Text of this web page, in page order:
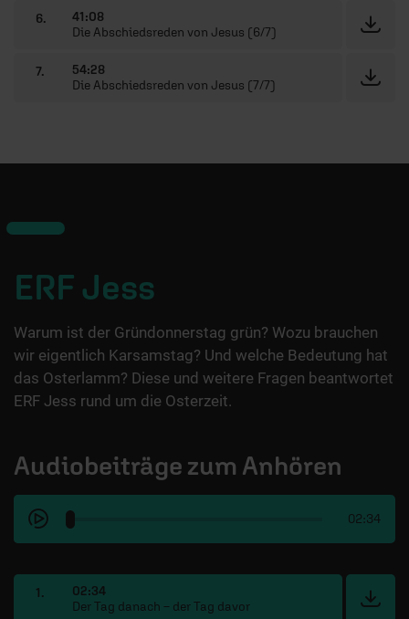
6.
41:08
Die Abschiedsreden von Jesus (6/7)
7.
54:28
Die Abschiedsreden von Jesus (7/7)
ERF Jess
Warum ist der Gründonnerstag grün? Wozu brauchen
wir eigentlich Karsamstag? Und welche Bedeutung hat
das Osterlamm? Diese und weitere Fragen beantwortet
ERF Jess rund um die Osterzeit.
Audiobeiträge zum Anhören
02:34
1.
02:34
Der Tag danach – der Tag davor